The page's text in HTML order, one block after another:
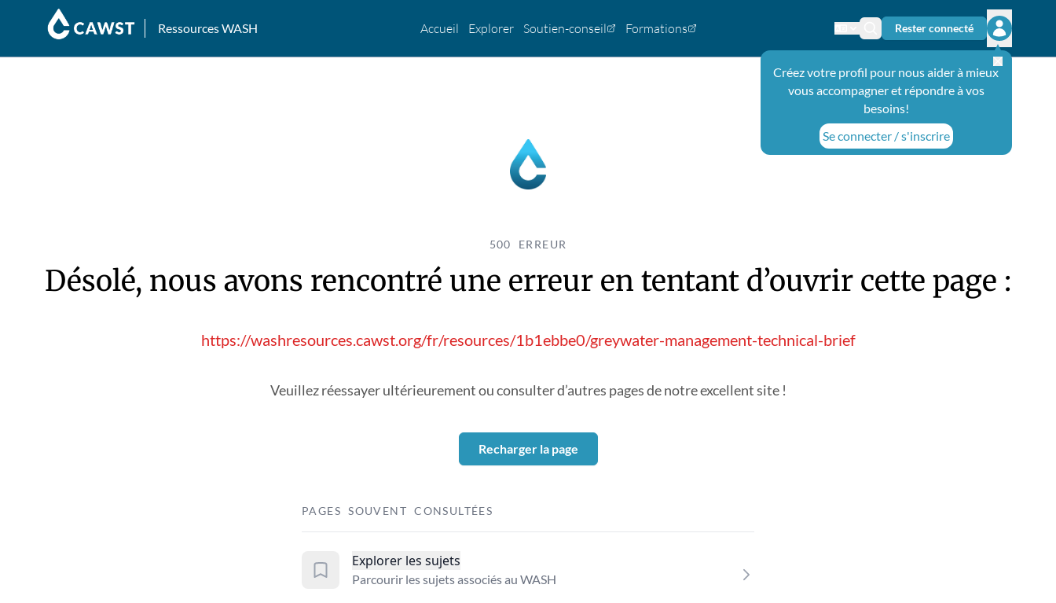
Ressources WASH Accueil Explorer Soutien-conseil Formations Changer de langue
Icône de recherche
Rester connecté
Ouvrir le
Créez votre profil pour nous aider à mieux
vous accompagner et répondre à vos
besoins!
Se connecter / s'inscrire
500 ERREUR
Désolé, nous avons rencontré une erreur en tentant d’ouvrir cette page :
https://washresources.cawst.org/fr/resources/1b1ebbe0/greywater-management-technical-brief
Veuillez réessayer ultérieurement ou consulter d’autres pages de notre excellent site !
Recharger la page
PAGES SOUVENT CONSULTÉES
Explorer les sujets
Parcourir les sujets associés au WASH